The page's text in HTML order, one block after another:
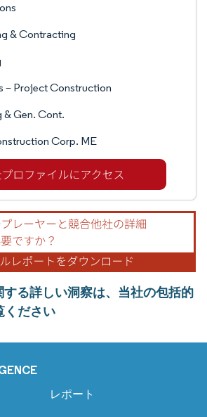
& Contracting
– Project Construction
Gen. Cont.
Corp. ME
する詳しい洞察は、当社の包括的
ください
レポート